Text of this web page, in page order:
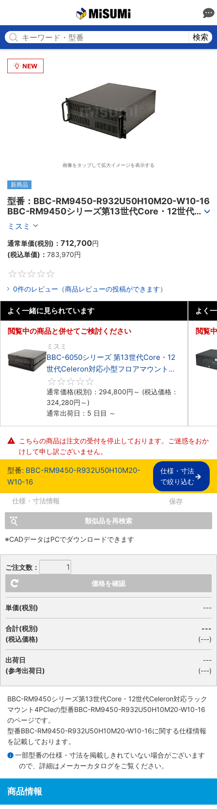
検索
画像をタップして拡大イメージを表示する
新商品
型番：BBC-RM9450-R932U50H10M20-W10-16
BBC-RM9450シリーズ第13世代Core・12世代
Celeron対応ラックマウント4PCIe
ミスミ
通常単価(税別)： 712,700円
(税込単価)： 783,970円
0件のレビュー（商品レビューの投稿ができます）
よく一緒に見られています
閲覧中の商品と併せてご検討ください
ミスミ
BBC-6050シリーズ 第13世代Core・12
世代Celeron対応小型フロアマウント
3PCIe
通常価格(税別)： 294,800円 ～ (税込価格：
324,280円 ～)
通常出荷日：5 日目 ～
よく
閲覧
こちらの商品は注文の受付を停止しております。ご迷惑をおか
けして申し訳ございません。
型番: BBC-RM9450-R932U50H10M20-
W10-16
仕様・寸法
で絞り込む
仕様・寸法情報 保存
類似品を再検索
※CADデータはPCでダウンロードできます
ご注文数：
価格を確認
単価(税別) ---
合計(税別)
(税込価格)
---
(---)
出荷日
(参考出荷日)
---
(---)
BBC-RM9450シリーズ第13世代Core・12世代Celeron対応ラック
マウント4PCIeの型番BBC-RM9450-R932U50H10M20-W10-16
のページです。
型番BBC-RM9450-R932U50H10M20-W10-16に関する仕様情報
を記載しております。
一部型番の仕様・寸法を掲載しきれていない場合がございます
ので、詳細は メーカーカタログをご覧ください。
商品情報